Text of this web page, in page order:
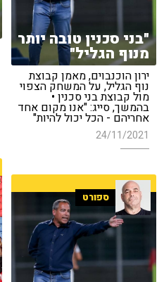
"בני סכנין טובה יותר
מנוף הגליל"
ירון הוכנבוים, מאמן קבוצת
נוף הגליל, על המשחק הצפוי
מול קבוצת בני סכנין •
בהמשך, סייג: "אנו מקום אחד
אחריהם - הכל יכול להיות"
24/11/2021
ספורט